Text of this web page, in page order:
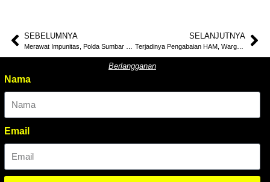
SEBELUMNYA SELANJUTNYA
Terjadinya Pengabaian HAM, Warga Sumatera Barat Gugat Negara Atas Kelalaian Dalam Bencana Ekologis Yang Terjadi
Berlangganan
Nama
Email